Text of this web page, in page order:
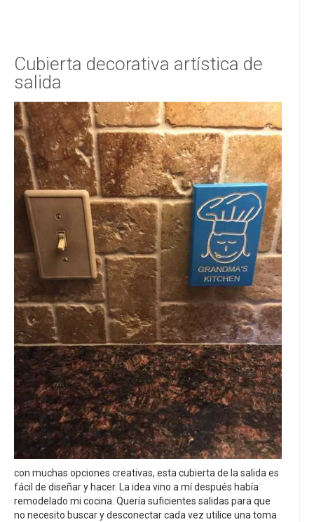
Cubierta decorativa artística de
salida
con muchas opciones creativas, esta cubierta de la salida es
fácil de diseñar y hacer. La idea vino a mí después había
remodelado mi cocina. Quería suficientes salidas para que
no necesito buscar y desconectar cada vez utilice una toma